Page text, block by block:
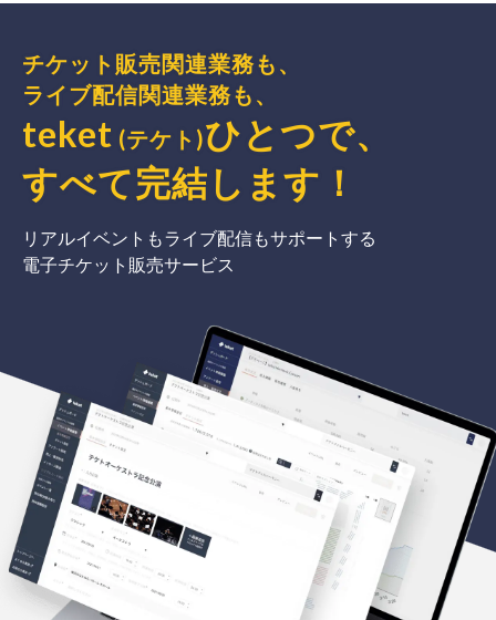
チケット販売関連業務も、
ライブ配信関連業務も、
teket (テケト)ひとつで、
すべて完結 します ！
リアルイベントもライブ配信もサポートする
電子チケット販売サービス